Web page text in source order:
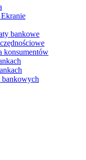
bankowe
konsumentów
bankowych